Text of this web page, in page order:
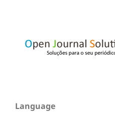
Language